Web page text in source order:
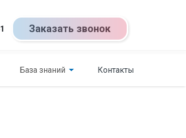
Заказать звонок
База знаний Контакты